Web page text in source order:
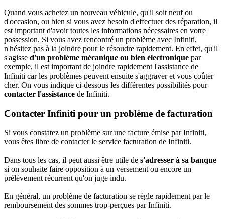
Quand vous achetez un nouveau véhicule, qu'il soit neuf ou
d'occasion, ou bien si vous avez besoin d'effectuer des réparation, il
est important d'avoir toutes les informations nécessaires en votre
possession. Si vous avez rencontré un problème avec Infiniti,
n'hésitez pas à la joindre pour le résoudre rapidement. En effet, qu'il
s'agisse d'un problème mécanique ou bien électronique par
exemple, il est important de joindre rapidement l'assistance de
Infiniti car les problèmes peuvent ensuite s'aggraver et vous coûter
cher. On vous indique ci-dessous les différentes possibilités pour
contacter l'assistance de Infiniti.
Contacter Infiniti pour un problème de facturation
Si vous constatez un problème sur une facture émise par Infiniti,
vous êtes libre de contacter le service facturation de Infiniti.
Dans tous les cas, il peut aussi être utile de s'adresser à sa banque
si on souhaite faire opposition à un versement ou encore un
prélèvement récurrent qu'on juge indu.
En général, un problème de facturation se règle rapidement par le
remboursement des sommes trop-perçues par Infiniti.